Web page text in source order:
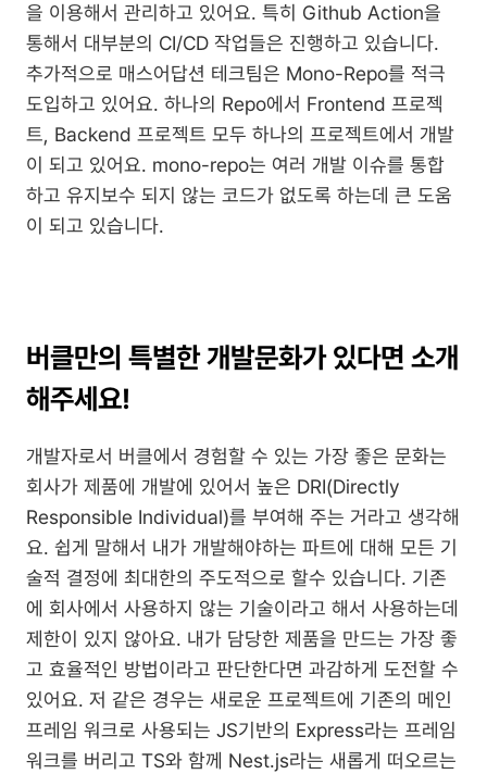
을 이용해서 관리하고 있어요. 특히 Github Action을
통해서 대부분의 CI/CD 작업들은 진행하고 있습니다.
추가적으로 매스어답션 테크팀은 Mono-Repo를 적극
도입하고 있어요. 하나의 Repo에서 Frontend 프로젝
트, Backend 프로젝트 모두 하나의 프로젝트에서 개발
이 되고 있어요. mono-repo는 여러 개발 이슈를 통합
하고 유지보수 되지 않는 코드가 없도록 하는데 큰 도움
이 되고 있습니다.
버클만의 특별한 개발문화가 있다면 소개
해주세요!
개발자로서 버클에서 경험할 수 있는 가장 좋은 문화는
회사가 제품에 개발에 있어서 높은 DRI(Directly
Responsible Individual)를 부여해 주는 거라고 생각해
요. 쉽게 말해서 내가 개발해야하는 파트에 대해 모든 기
술적 결정에 최대한의 주도적으로 할수 있습니다. 기존
에 회사에서 사용하지 않는 기술이라고 해서 사용하는데
제한이 있지 않아요. 내가 담당한 제품을 만드는 가장 좋
고 효율적인 방법이라고 판단한다면 과감하게 도전할 수
있어요. 저 같은 경우는 새로운 프로젝트에 기존의 메인
프레임 워크로 사용되는 JS기반의 Express라는 프레임
워크를 버리고 TS와 함께 Nest.js라는 새롭게 떠오르는